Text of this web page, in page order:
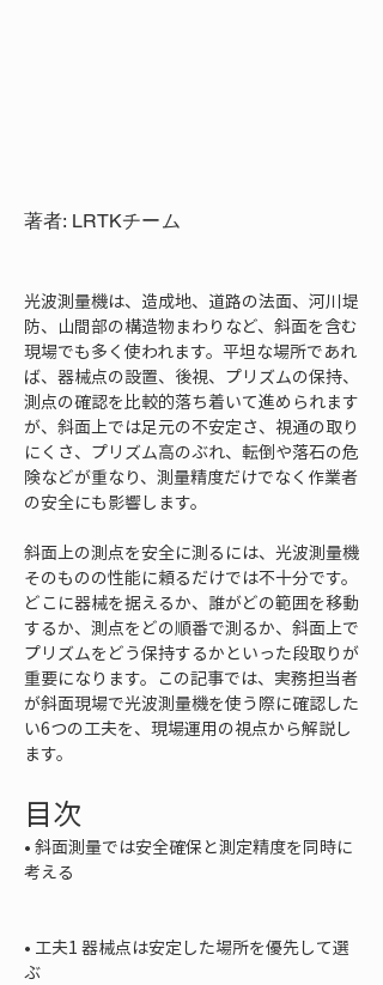
著者: LRTKチーム
光波測量機は、造成地、道路の法面、河川堤
防、山間部の構造物まわりなど、斜面を含む
現場でも多く使われます。平坦な場所であれ
ば、器械点の設置、後視、プリズムの保持、
測点の確認を比較的落ち着いて進められます
が、斜面上では足元の不安定さ、視通の取り
にくさ、プリズム高のぶれ、転倒や落石の危
険などが重なり、測量精度だけでなく作業者
の安全にも影響します。
斜面上の測点を安全に測るには、光波測量機
そのものの性能に頼るだけでは不十分です。
どこに器械を据えるか、誰がどの範囲を移動
するか、測点をどの順番で測るか、斜面上で
プリズムをどう保持するかといった段取りが
重要になります。この記事では、実務担当者
が斜面現場で光波測量機を使う際に確認した
い6つの工夫を、現場運用の視点から解説し
ます。
目次
• 斜面測量では安全確保と測定精度を同時に
考える
• 工夫1 器械点は安定した場所を優先して選
ぶ